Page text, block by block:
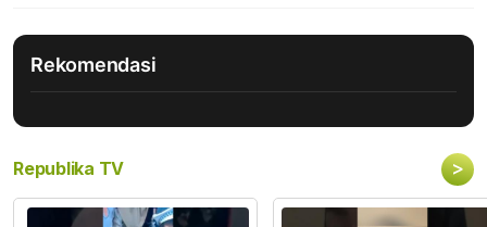
Rekomendasi
Republika TV >